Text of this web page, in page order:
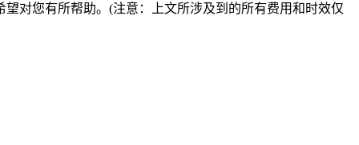
对您有所帮助。(注意：上文所涉及到的所有费用和时效仅